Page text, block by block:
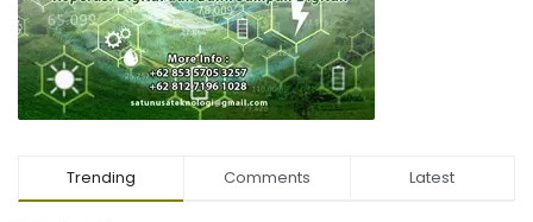
Trending Comments Latest